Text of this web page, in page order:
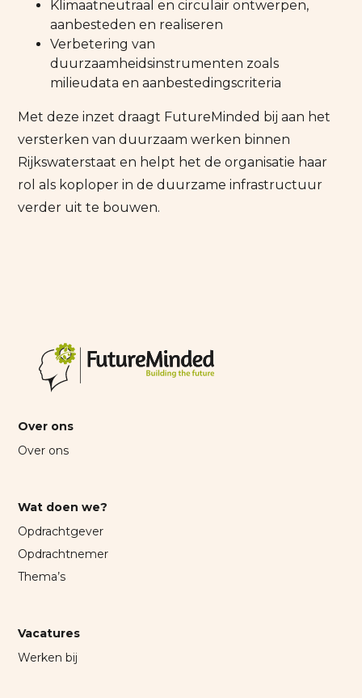
Klimaatneutraal en circulair ontwerpen,
aanbesteden en realiseren
Verbetering van
duurzaamheidsinstrumenten zoals
milieudata en aanbestedingscriteria
Met deze inzet draagt FutureMinded bij aan het
versterken van duurzaam werken binnen
Rijkswaterstaat en helpt het de organisatie haar
rol als koploper in de duurzame infrastructuur
verder uit te bouwen.
Over ons
Over ons
Wat doen we?
Opdrachtgever
Opdrachtnemer
Thema’s
Vacatures
Werken bij